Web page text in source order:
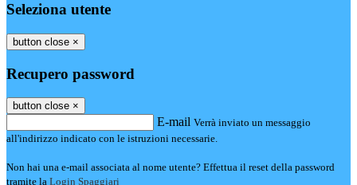
Seleziona utente
button close ×
Recupero password
button close ×
E-mail Verrà inviato un messaggio
all'indirizzo indicato con le istruzioni necessarie.
Non hai una e-mail associata al nome utente? Effettua il reset della password
tramite la Login Spaggiari